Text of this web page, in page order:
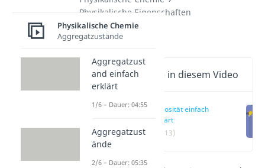
Physikalische Eigenschaften
Viskosität
Wichtige Inhalte in diesem Video
Viskosität einfach
erklärt
(00:13)
Physikalische Chemie
Aggregatzustände
Aggregatzust
and einfach
erklärt
1/6 – Dauer: 04:55
Aggregatzust
ände
2/6 – Dauer: 05:35